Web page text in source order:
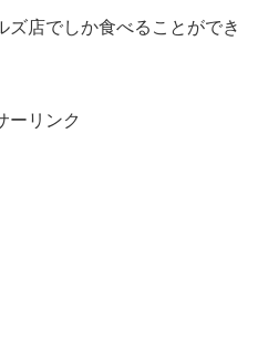
店でしか食べることができ
ーリンク